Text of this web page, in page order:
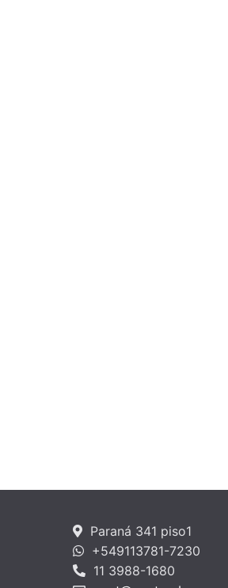
Paraná 341 piso1
+549113781-7230
11 3988-1680